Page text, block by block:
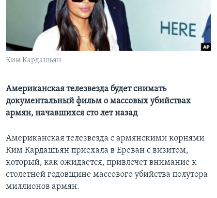
Learning English
СОЦИАЛЬНЫЕ СЕТИ
Языки
Ким Кардашьян
Американская телезвезда будет снимать
документальный фильм о массовых убийствах
армян, начавшихся сто лет назад
Американская телезвезда с армянскими корнями
Ким Кардашьян приехала в Ереван с визитом,
который, как ожидается, привлечет внимание к
столетней годовщине массового убийства полутора
миллионов армян.